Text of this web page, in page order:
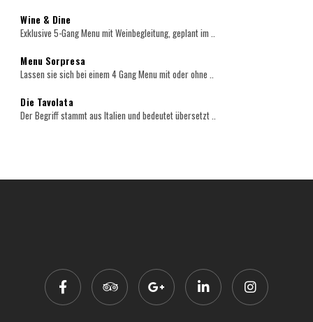
Wine & Dine
Exklusive 5-Gang Menu mit Weinbegleitung, geplant im ..
Menu Sorpresa
Lassen sie sich bei einem 4 Gang Menu mit oder ohne ..
Die Tavolata
Der Begriff stammt aus Italien und bedeutet übersetzt ..